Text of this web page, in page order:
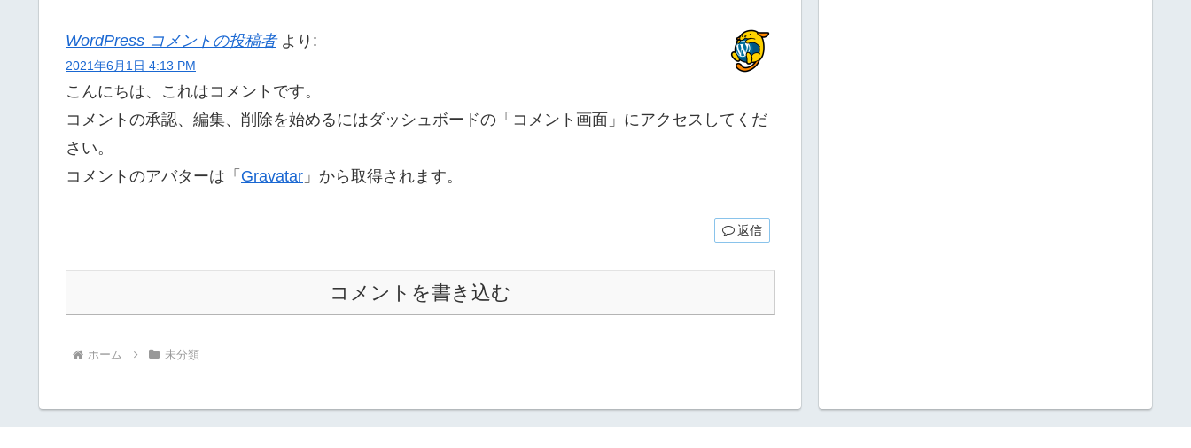
WordPress コメントの投稿者 より:
2021年6月1日 4:13 PM
こんにちは、これはコメントです。
コメントの承認、編集、削除を始めるにはダッシュボードの「コメント画面」にアクセスしてくだ
さい。
コメントのアバターは「 Gravatar 」から取得されます。
返信
コメントを書き込む
ホーム 未分類